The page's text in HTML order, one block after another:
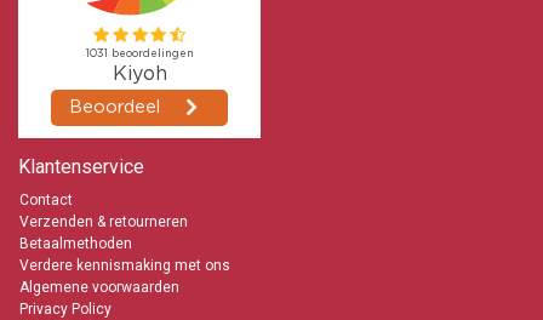
Klantenservice
Contact
Verzenden & retourneren
Betaalmethoden
Verdere kennismaking met ons
Algemene voorwaarden
Privacy Policy